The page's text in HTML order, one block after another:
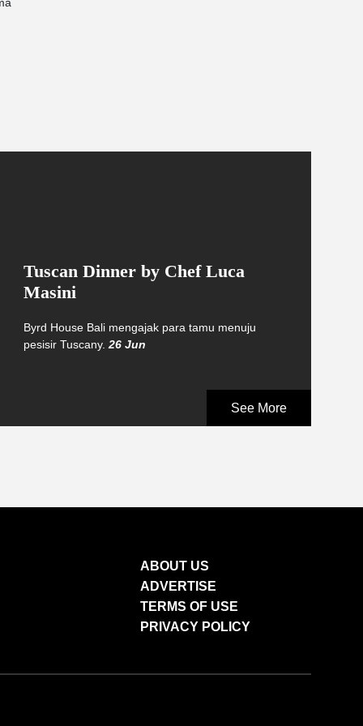
Tuscan Dinner by Chef Luca
Masini
Byrd House Bali mengajak para tamu menuju
pesisir Tuscany. 26 Jun
See More
ABOUT US
ADVERTISE
TERMS OF USE
PRIVACY POLICY